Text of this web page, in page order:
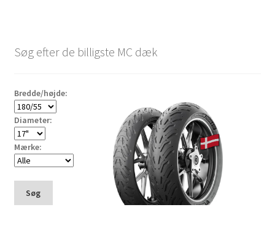
Søg efter de billigste MC dæk
Bredde/højde:
Diameter:
Mærke:
Søg